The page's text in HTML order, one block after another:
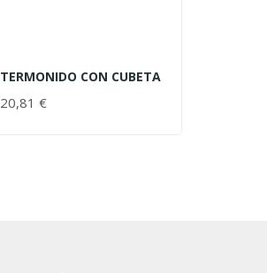
TERMONIDO CON CUBETA
20,81 €